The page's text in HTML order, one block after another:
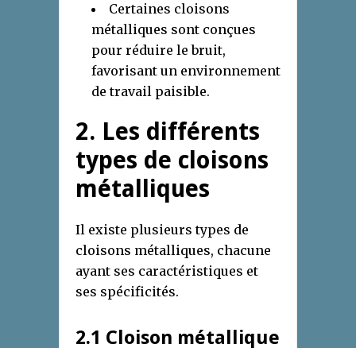
Certaines cloisons
métalliques sont conçues
pour réduire le bruit,
favorisant un environnement
de travail paisible.
2. Les différents
types de cloisons
métalliques
Il existe plusieurs types de
cloisons métalliques, chacune
ayant ses caractéristiques et
ses spécificités.
2.1 Cloison métallique